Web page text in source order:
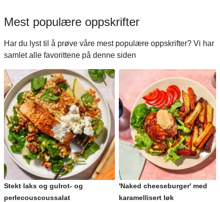
Mest populære oppskrifter
Har du lyst til å prøve våre mest populære oppskrifter? Vi har
samlet alle favorittene på denne siden
Stekt laks og gulrot- og
perlecouscoussalat
'Naked cheeseburger' med
karamellisert løk